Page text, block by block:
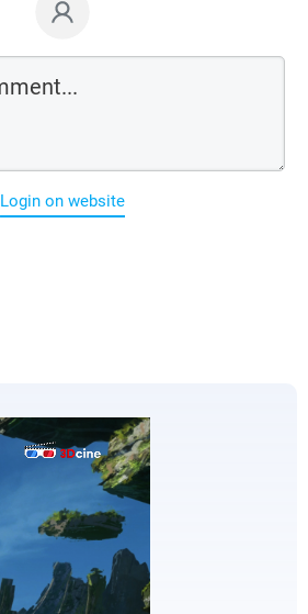
Login on website